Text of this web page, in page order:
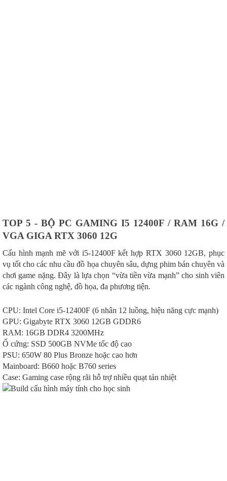
TOP 5 - BỘ PC GAMING I5 12400F / RAM 16G /
VGA GIGA RTX 3060 12G
Cấu hình mạnh mẽ với i5-12400F kết hợp RTX 3060 12GB, phục
vụ tốt cho các nhu cầu đồ họa chuyên sâu, dựng phim bán chuyên và
chơi game nặng. Đây là lựa chọn “vừa tiền vừa mạnh” cho sinh viên
các ngành công nghệ, đồ họa, đa phương tiện.
CPU: Intel Core i5-12400F (6 nhân 12 luồng, hiệu năng cực mạnh)
GPU: Gigabyte RTX 3060 12GB GDDR6
RAM: 16GB DDR4 3200MHz
Ổ cứng: SSD 500GB NVMe tốc độ cao
PSU: 650W 80 Plus Bronze hoặc cao hơn
Mainboard: B660 hoặc B760 series
Case: Gaming case rộng rãi hỗ trợ nhiều quạt tản nhiệt